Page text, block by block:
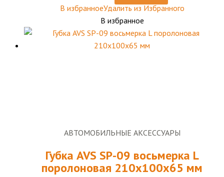
В избранноеУдалить из Избранного
В избранное
АВТОМОБИЛЬНЫЕ АКСЕССУАРЫ
Губка AVS SP-09 восьмерка L
поролоновая 210x100x65 мм